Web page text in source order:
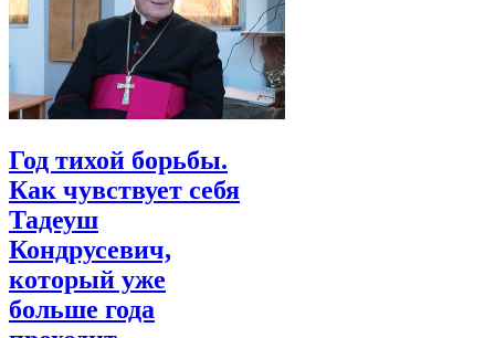
Год тихой борьбы.
Как чувствует себя
Тадеуш
Кондрусевич,
который уже
больше года